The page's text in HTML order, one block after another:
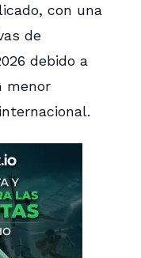
con una
de
debido a
menor